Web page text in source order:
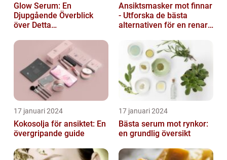
Glow Serum: En
Djupgående Överblick
över Detta
Ansiktsmasker mot finnar
- Utforska de bästa
alternativen för en renare
17 januari 2024
Kokosolja för ansiktet: En
övergripande guide
17 januari 2024
Bästa serum mot rynkor:
en grundlig översikt